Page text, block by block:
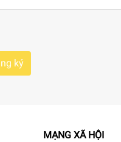
ký
MẠNG XÃ HỘI